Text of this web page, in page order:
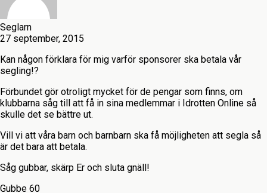
Seglarn
27 september, 2015
Kan någon förklara för mig varför sponsorer ska betala vår
segling!?
Förbundet gör otroligt mycket för de pengar som finns, om
klubbarna såg till att få in sina medlemmar i Idrotten Online så
skulle det se bättre ut.
Vill vi att våra barn och barnbarn ska få möjligheten att segla så
är det bara att betala.
Såg gubbar, skärp Er och sluta gnäll!
Gubbe 60